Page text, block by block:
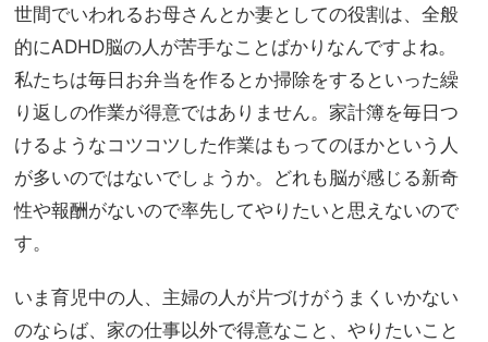
世間でいわれるお母さんとか妻としての役割は、全般
的にADHD脳の人が苦手なことばかりなんですよね。
私たちは毎日お弁当を作るとか掃除をするといった繰
り返しの作業が得意ではありません。家計簿を毎日つ
けるようなコツコツした作業はもってのほかという人
が多いのではないでしょうか。どれも脳が感じる新奇
性や報酬がないので率先してやりたいと思えないので
す。
いま育児中の人、主婦の人が片づけがうまくいかない
のならば、家の仕事以外で得意なこと、やりたいこと